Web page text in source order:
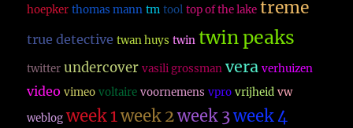
hoepker thomas mann tm tool top of the lake treme
true detective twan huys twin twin peaks
twitter undercover vasili grossman vera verhuizen
video vimeo voltaire voornemens vpro vrijheid vw
weblog week 1week 2week 3week 4